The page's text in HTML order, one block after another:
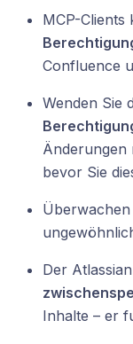
MCP-Clients
Confluence
Wenden Sie
Änderungen
bevor Sie
Überwachen
Der
Inhalte – er